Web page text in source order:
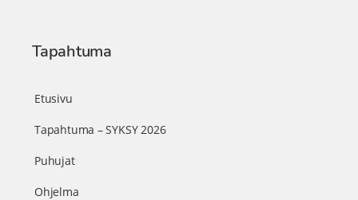
Tapahtuma
Etusivu
Tapahtuma – SYKSY 2026
Puhujat
Ohjelma